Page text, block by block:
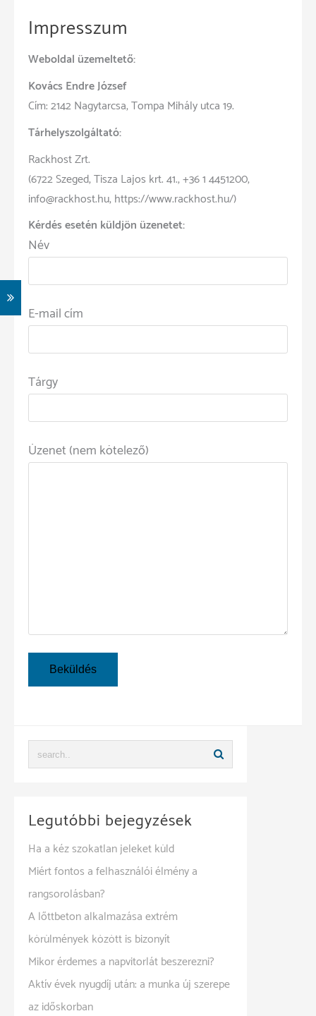
Impresszum
Weboldal üzemeltető:
Kovács Endre József
Cím: 2142 Nagytarcsa, Tompa Mihály utca 19.
Tárhelyszolgáltató:
Rackhost Zrt.
(6722 Szeged, Tisza Lajos krt. 41., +36 1 4451200,
info@rackhost.hu, https://www.rackhost.hu/)
Kérdés esetén küldjön üzenetet:
Név
E-mail cím
Tárgy
Üzenet (nem kötelező)
Legutóbbi bejegyzések
Ha a kéz szokatlan jeleket küld
Miért fontos a felhasználói élmény a
rangsorolásban?
A lőttbeton alkalmazása extrém
körülmények között is bizonyít
Mikor érdemes a napvitorlát beszerezni?
Aktív évek nyugdíj után: a munka új szerepe
az időskorban